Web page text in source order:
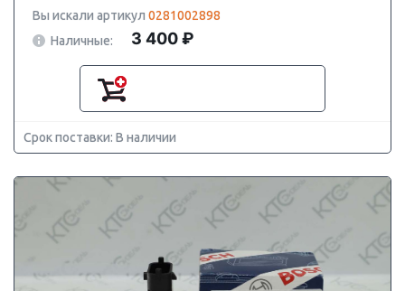
Вы искали артикул 0281002898
Наличные:
3 400 ₽
Срок поставки: В наличии